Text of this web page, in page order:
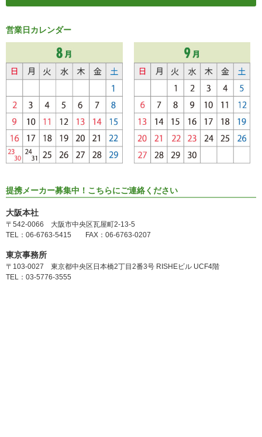
営業日カレンダー
提携メーカー募集中！こちらにご連絡ください
大阪本社
〒542-0066 大阪市中央区瓦屋町2-13-5
TEL：06-6763-5415 FAX：06-6763-0207
東京事務所
〒103-0027 東京都中央区日本橋2丁目2番3号 RISHEビル UCF4階
TEL：03-5776-3555